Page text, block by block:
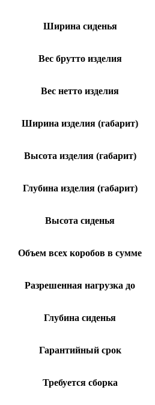
Ширина сиденья
Вес брутто изделия
Вес нетто изделия
Ширина изделия (габарит)
Высота изделия (габарит)
Глубина изделия (габарит)
Высота сиденья
Объем всех коробов в сумме
Разрешенная нагрузка до
Глубина сиденья
Гарантийный срок
Требуется сборка